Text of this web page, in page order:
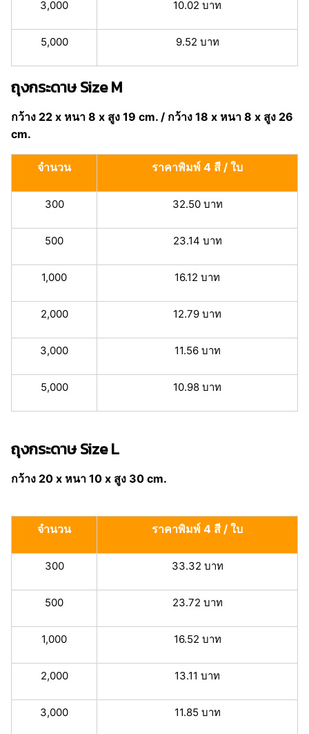
3,000 10.02 บาท
5,000 9.52 บาท
ถุงกระดาษ Size M
กว้าง 22 x หนา 8 x สูง 19 cm. / กว้าง 18 x หนา 8 x สูง 26
cm.
จำนวน ราคาพิมพ์ 4 สี / ใบ
300 32.50 บาท
500 23.14 บาท
1,000 16.12 บาท
2,000 12.79 บาท
3,000 11.56 บาท
5,000 10.98 บาท
ถุงกระดาษ Size L
กว้าง 20 x หนา 10 x สูง 30 cm.
จำนวน ราคาพิมพ์ 4 สี / ใบ
300 33.32 บาท
500 23.72 บาท
1,000 16.52 บาท
2,000 13.11 บาท
3,000 11.85 บาท